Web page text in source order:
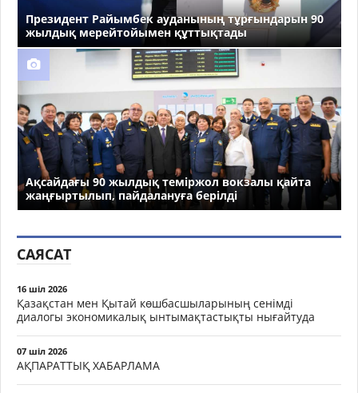
Президент Райымбек ауданының тұрғындарын 90
жылдық мерейтойымен құттықтады
Ақсайдағы 90 жылдық теміржол вокзалы қайта
жаңғыртылып, пайдалануға берілді
САЯСАТ
16 шіл 2026
Қазақстан мен Қытай көшбасшыларының сенімді
диалогы экономикалық ынтымақтастықты нығайтуда
07 шіл 2026
АҚПАРАТТЫҚ ХАБАРЛАМА